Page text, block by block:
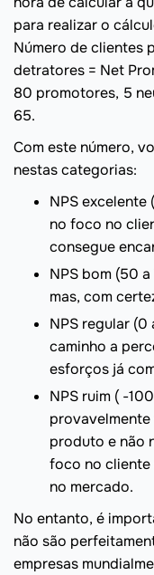
para realizar o
Número de clientes
detratores = Net
80 promotores, 5
65.
Com este número,
nestas categorias:
NPS excelente
no foco no
consegue
NPS bom (50
mas, com
NPS regular (0
caminho a
esforços já
NPS ruim ( -
produto e não
foco no cliente
no mercado.
No entanto, é
não são
empresas